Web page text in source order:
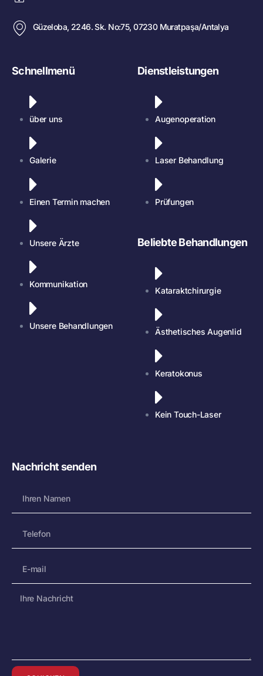
Güzeloba, 2246. Sk. No:75, 07230 Muratpaşa/Antalya
Schnellmenü
über uns
Galerie
Einen Termin machen
Unsere Ärzte
Kommunikation
Unsere Behandlungen
Dienstleistungen
Augenoperation
Laser Behandlung
Prüfungen
Beliebte Behandlungen
Kataraktchirurgie
Ästhetisches Augenlid
Keratokonus
Kein Touch-Laser
Nachricht senden